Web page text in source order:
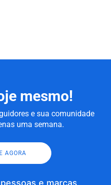
mesmo!
e sua comunidade
uma semana.
AGORA
e marcas